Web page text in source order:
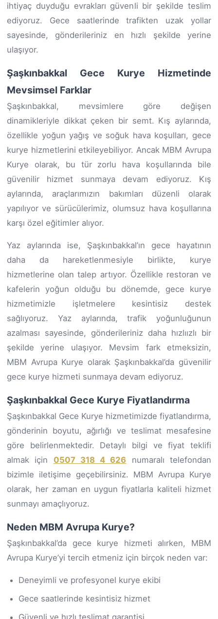
ihtiyaç duyduğu evrakları güvenli bir şekilde teslim
ediyoruz. Gece saatlerinde trafikten uzak yollar
sayesinde, gönderileriniz en hızlı şekilde yerine
ulaşıyor.
Şaşkınbakkal Gece Kurye Hizmetinde
Mevsimsel Farklar
Şaşkınbakkal, mevsimlere göre değişen
dinamikleriyle dikkat çeken bir semt. Kış aylarında,
özellikle yoğun yağış ve soğuk hava koşulları, gece
kurye hizmetlerini etkileyebiliyor. Ancak MBM Avrupa
Kurye olarak, bu tür zorlu hava koşullarında bile
güvenilir hizmet sunmaya devam ediyoruz. Kış
aylarında, araçlarımızın bakımları düzenli olarak
yapılıyor ve sürücülerimiz, olumsuz hava koşullarına
karşı özel eğitimler alıyor.
Yaz aylarında ise, Şaşkınbakkal’ın gece hayatının
daha da hareketlenmesiyle birlikte, kurye
hizmetlerine olan talep artıyor. Özellikle restoran ve
kafelerin yoğun olduğu bu dönemde, gece kurye
hizmetimizle işletmelere kesintisiz destek
sağlıyoruz. Yaz aylarında, trafik yoğunluğunun
azalması sayesinde, gönderileriniz daha hızlıızlı bir
şekilde yerine ulaşıyor. Mevsim fark etmeksizin,
MBM Avrupa Kurye olarak Şaşkınbakkal’da güvenilir
gece kurye hizmeti sunmaya devam ediyoruz.
Şaşkınbakkal Gece Kurye Fiyatlandırma
Şaşkınbakkal Gece Kurye hizmetimizde fiyatlandırma,
gönderinin boyutu, ağırlığı ve teslimat mesafesine
göre belirlenmektedir. Detaylı bilgi ve fiyat teklifi
almak için 0507 318 4 626 numaralı telefondan
bizimle iletişime geçebilirsiniz. MBM Avrupa Kurye
olarak, her zaman en uygun fiyatlarla kaliteli hizmet
sunmayı amaçlıyoruz.
Neden MBM Avrupa Kurye?
Şaşkınbakkal’da gece kurye hizmeti alırken, MBM
Avrupa Kurye’yi tercih etmeniz için birçok neden var:
Deneyimli ve profesyonel kurye ekibi
Gece saatlerinde kesintisiz hizmet
Güvenli ve hızlı teslimat garantisi